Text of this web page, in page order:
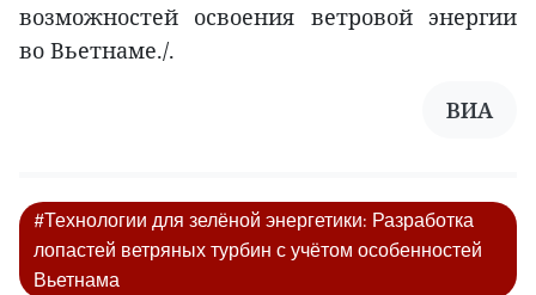
возможностей освоения ветровой энергии
во Вьетнаме./.
ВИА
#Технологии для зелёной энергетики: Разработка
лопастей ветряных турбин с учётом особенностей
Вьетнама